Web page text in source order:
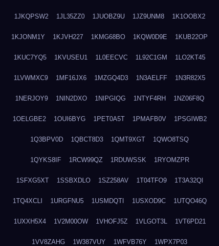
1JKQPSW2 1JL35ZZ0 1JUOBZ9U 1JZ9UNM8 1K1OOBX2
1KJONM1Y 1KJVH227 1KMG68BO 1KQW0D9E 1KUB22OP
1KUC7YQ5 1KVUSEU1 1L0EECVC 1L92C1GM 1LO2KT45
1LVWMXC9 1MF16JX6 1MZGQ4D3 1N3AELFF 1N3R82X5
1NERJOY9 1NIN2DXO 1NIPGIQG 1NTYF4RH 1NZ06F8Q
1OELGBE2 1OUI6BYG 1PET0A5T 1PMAFB0V 1PSGIWB2
1Q3BPV0D 1QBCT8D3 1QMT9XGT 1QWO8TSQ
1QYKS8IF 1RCW99QZ 1RDUWSSK 1RYOMZPR
1SFXG5XT 1SSBXDLO 1SZ258AV 1T04TFO9 1T3A32QI
1TQ4XCLI 1URGFNU5 1USMDQTI 1USXOD9C 1UTQO46Q
1UXXH5X4 1V2M00OW 1VHOFJ5Z 1VLGOT3L 1VT6PD21
1VV8ZAHG 1W387VUY 1WFVB76Y 1WPX7P03